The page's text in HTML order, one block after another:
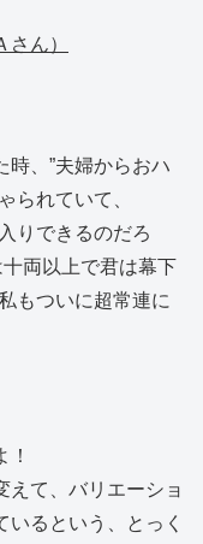
ん）
時、”夫婦からおハ
られていて、
りできるのだろ
十両以上で君は幕下
もついに超常連に
えて、バリエーショ
るという、とっく